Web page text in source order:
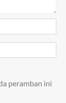
peramban ini